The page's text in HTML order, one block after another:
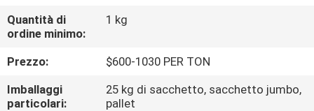
VISITA
ALLA
FABBRICA
Quantità di
ordine minimo:
1 kg
Prezzo:
$600-1030 PER TON
Imballaggi
particolari:
25 kg di sacchetto, sacchetto jumbo,
pallet